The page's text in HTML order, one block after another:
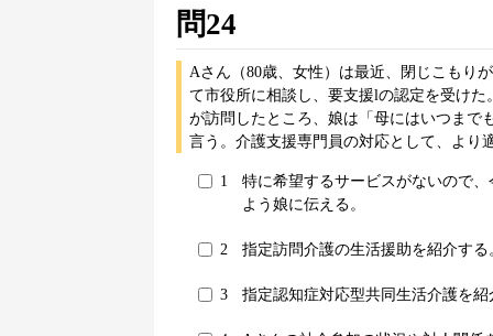
問24
Aさん（80歳、女性）は最近、閉じこもり
て市役所に相談し、要支援lの認定を受け
が訪問したところ、娘は「母にはいつまで
言う。介護支援専門員の対応として、より
1
特に希望するサービスがないので
よう娘に伝える。
2 指定訪問介護の生活援助を紹介する
3 指定認知症対応型共同生活介護を紹